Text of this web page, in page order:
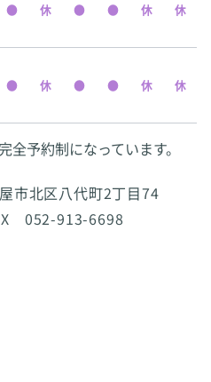
予約制になっています。
市北区八代町2丁目74
052-913-6698